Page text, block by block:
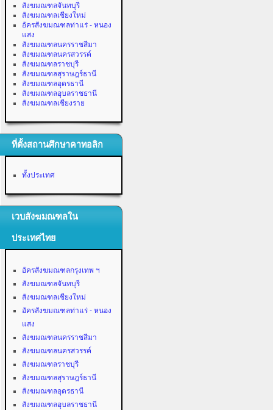
สังฆมณฑลจันทบุรี
สังฆมณฑลเชียงใหม่
อัครสังฆมณฑลท่าแร่ - หนอง
แสง
สังฆมณฑลนครราชสีมา
สังฆมณฑลนครสวรรค์
สังฆมณฑลราชบุรี
สังฆมณฑลสุราษฎร์ธานี
สังฆมณฑลอุดรธานี
สังฆมณฑลอุบลราชธานี
สังฆมณฑลเชียงราย
ที่ตั้งสถานศึกษาคาทอลิก
ทั้งประเทศ
เวบสังฆมณฑลใน
ประเทศไทย
อัครสังฆมณฑลกรุงเทพ ฯ
สังฆมณฑลจันทบุรี
สังฆมณฑลเชียงใหม่
อัครสังฆมณฑลท่าแร่ - หนอง
แสง
สังฆมณฑลนครราชสีมา
สังฆมณฑลนครสวรรค์
สังฆมณฑลราชบุรี
สังฆมณฑลสุราษฎร์ธานี
สังฆมณฑลอุดรธานี
สังฆมณฑลอุบลราชธานี